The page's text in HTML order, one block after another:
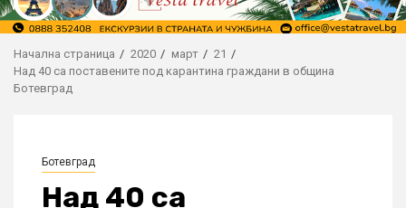
Начална страница 2020 март
21
Над 40 са поставените под карантина граждани в община
Ботевград
Ботевград
Над 40 са